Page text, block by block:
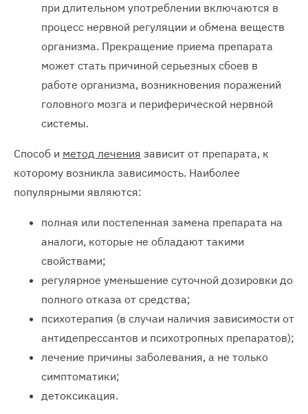
при длительном употреблении включаются в
процесс нервной регуляции и обмена веществ
организма. Прекращение приема препарата
может стать причиной серьезных сбоев в
работе организма, возникновения поражений
головного мозга и периферической нервной
системы.
Способ и метод лечения зависит от препарата, к
которому возникла зависимость. Наиболее
популярными являются:
полная или постепенная замена препарата на
аналоги, которые не обладают такими
свойствами;
регулярное уменьшение суточной дозировки до
полного отказа от средства;
психотерапия (в случаи наличия зависимости от
антидепрессантов и психотропных препаратов);
лечение причины заболевания, а не только
симптоматики;
детоксикация.